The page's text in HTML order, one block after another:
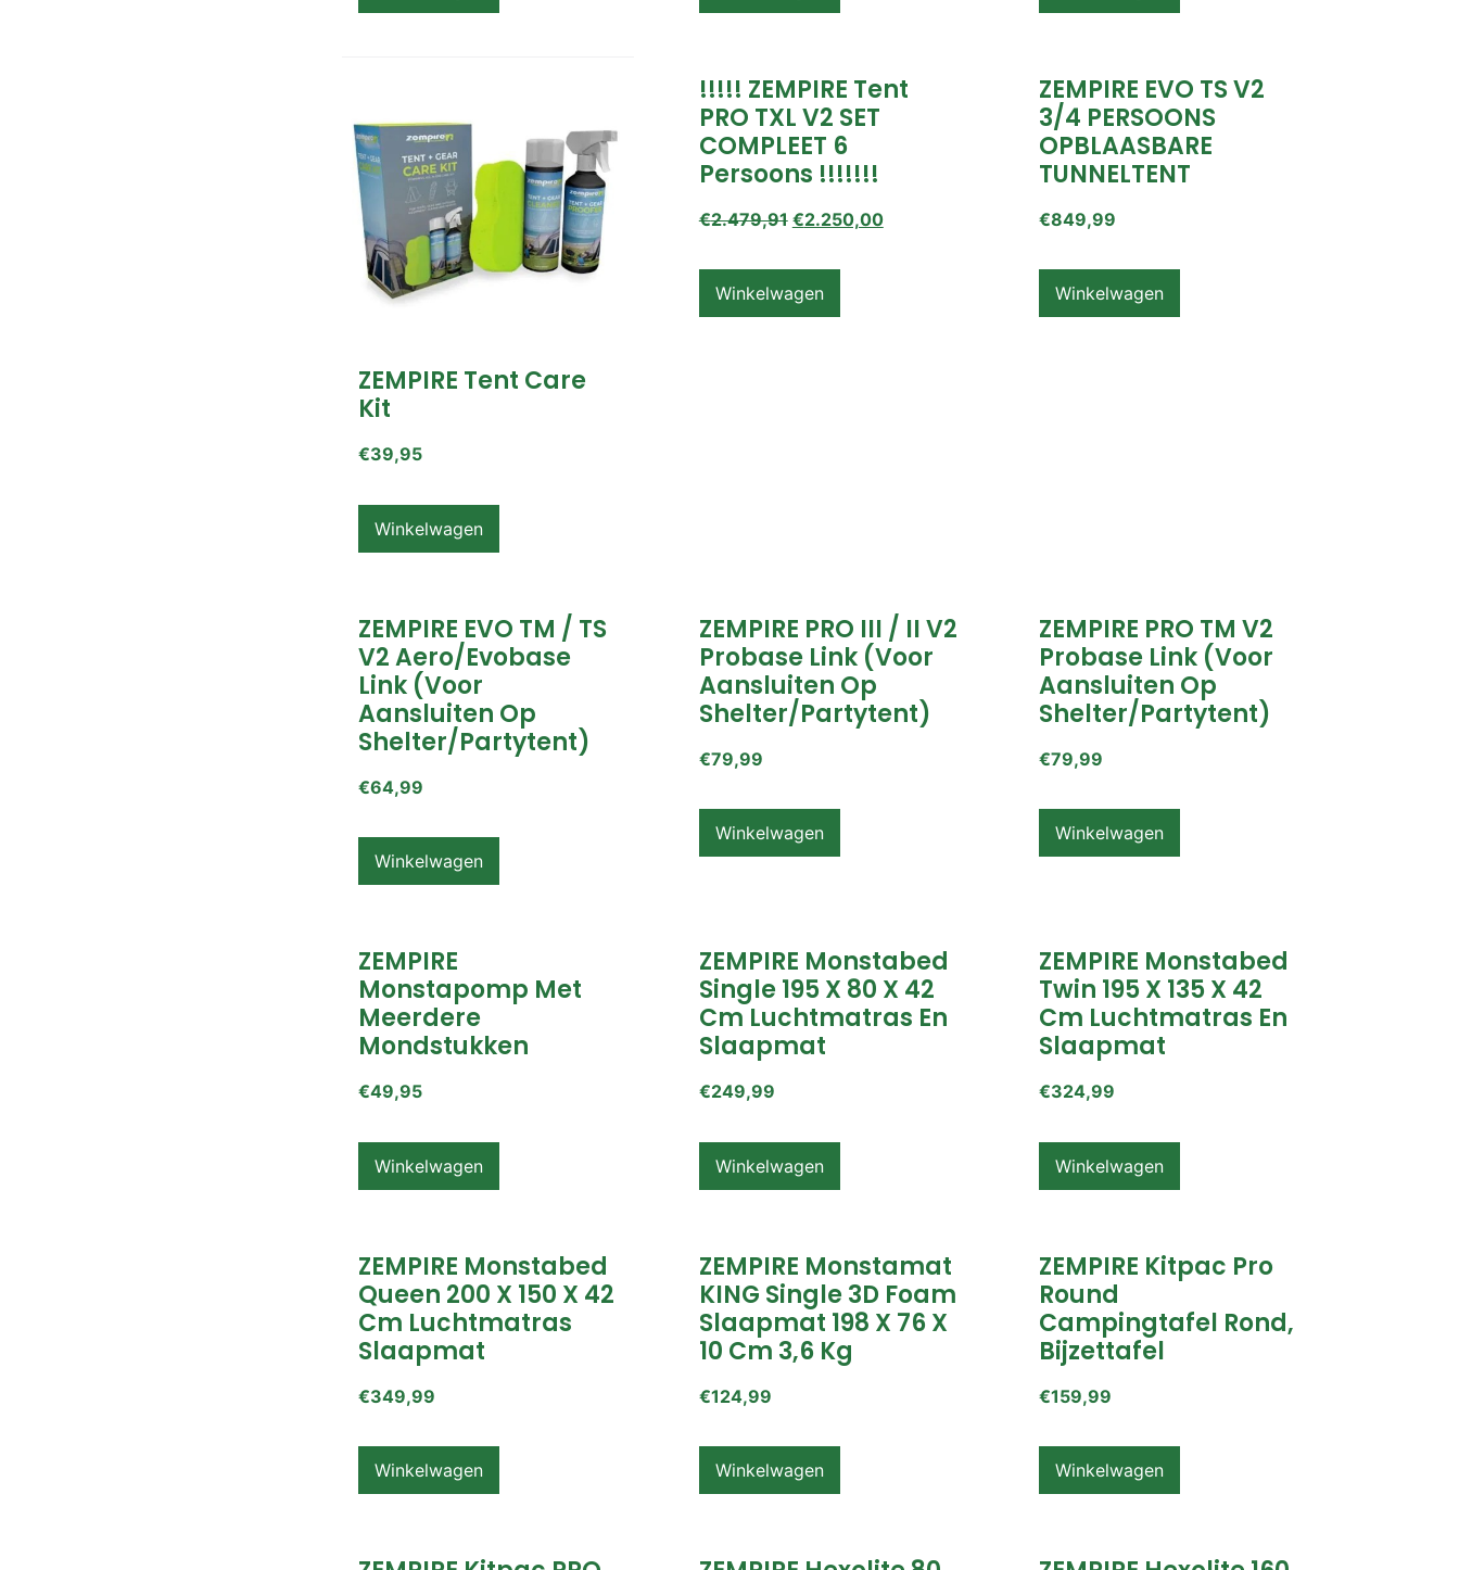
ZEMPIRE Tent Care
Kit
€39,95
Winkelwagen
!!!!! ZEMPIRE Tent
PRO TXL V2 SET
COMPLEET 6
Persoons !!!!!!!
€2.479,91 €2.250,00
Winkelwagen
ZEMPIRE EVO TS V2
3/4 PERSOONS
OPBLAASBARE
TUNNELTENT
€849,99
Winkelwagen
ZEMPIRE EVO TM / TS
V2 Aero/Evobase
Link (voor
Aansluiten Op
Shelter/partytent)
€64,99
Winkelwagen
ZEMPIRE PRO III / II V2
Probase Link (voor
Aansluiten Op
Shelter/partytent)
€79,99
Winkelwagen
ZEMPIRE PRO TM V2
Probase Link (voor
Aansluiten Op
Shelter/partytent)
€79,99
Winkelwagen
ZEMPIRE
Monstapomp Met
Meerdere
Mondstukken
€49,95
Winkelwagen
ZEMPIRE Monstabed
Single 195 X 80 X 42
Cm Luchtmatras En
Slaapmat
€249,99
Winkelwagen
ZEMPIRE Monstabed
Twin 195 X 135 X 42
Cm Luchtmatras En
Slaapmat
€324,99
Winkelwagen
ZEMPIRE Monstabed
Queen 200 X 150 X 42
Cm Luchtmatras
Slaapmat
€349,99
Winkelwagen
ZEMPIRE Monstamat
KING Single 3D Foam
Slaapmat 198 X 76 X
10 Cm 3,6 Kg
€124,99
Winkelwagen
ZEMPIRE Kitpac Pro
Round
Campingtafel Rond,
Bijzettafel
€159,99
Winkelwagen